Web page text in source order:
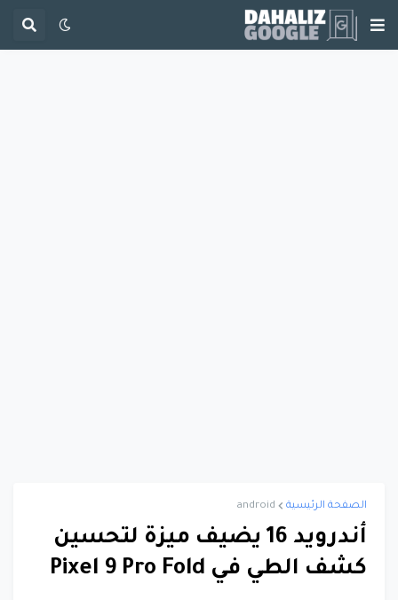
الصفحة الرئيسية android
أندرويد 16 يضيف ميزة لتحسين
كشف الطي في Pixel 9 Pro Fold